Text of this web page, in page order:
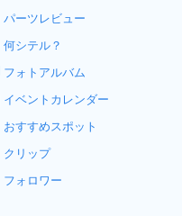
パーツレビュー
何シテル？
フォトアルバム
イベントカレンダー
おすすめスポット
クリップ
フォロワー